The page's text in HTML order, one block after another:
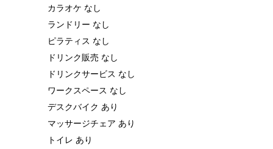
カラオケ なし
ランドリー なし
ピラティス なし
ドリンク販売 なし
ドリンクサービス なし
ワークスペース なし
デスクバイク あり
マッサージチェア あり
トイレ あり